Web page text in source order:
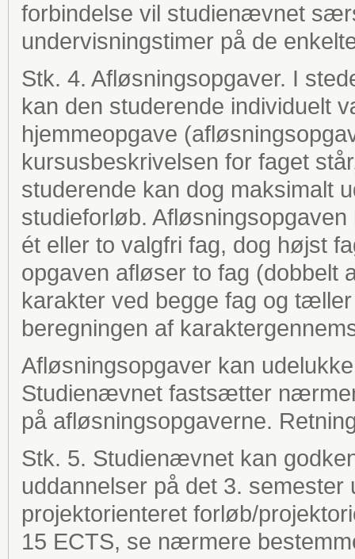
forbindelse vil studienævnet
undervisningstimer på de
Stk. 4. Afløsningsopgaver. I
kan den studerende individuelt
hjemmeopgave
kursusbeskrivelsen for faget
studerende kan dog maksimalt
studieforløb.
ét eller to valgfri fag, dog højst
opgaven afløser to fag (dobbelt
karakter ved begge fag og
beregningen af
Afløsningsopgaver kan
Studienævnet fastsætter
på afløsningsopgaverne.
Stk. 5. Studienævnet kan
uddannelser på det 3.
projektorienteret forløb/
15 ECTS, se nærmere